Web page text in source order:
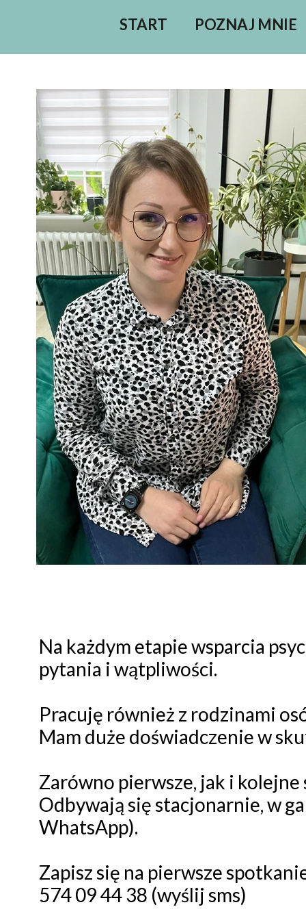
Na każdym etapie wsparcia
pytania i wątpliwości.
Pracuję również z rodzinami
Mam duże doświadczenie w
Zarówno pierwsze, jak i
Odbywają się stacjonarnie, w
WhatsApp).
Zapisz się na pierwsze
574 09 44 38 (wyślij sms)
START POZNAJ MNIE